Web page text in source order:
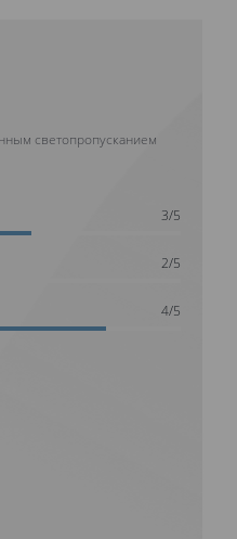
светопропусканием
3/5
2/5
4/5